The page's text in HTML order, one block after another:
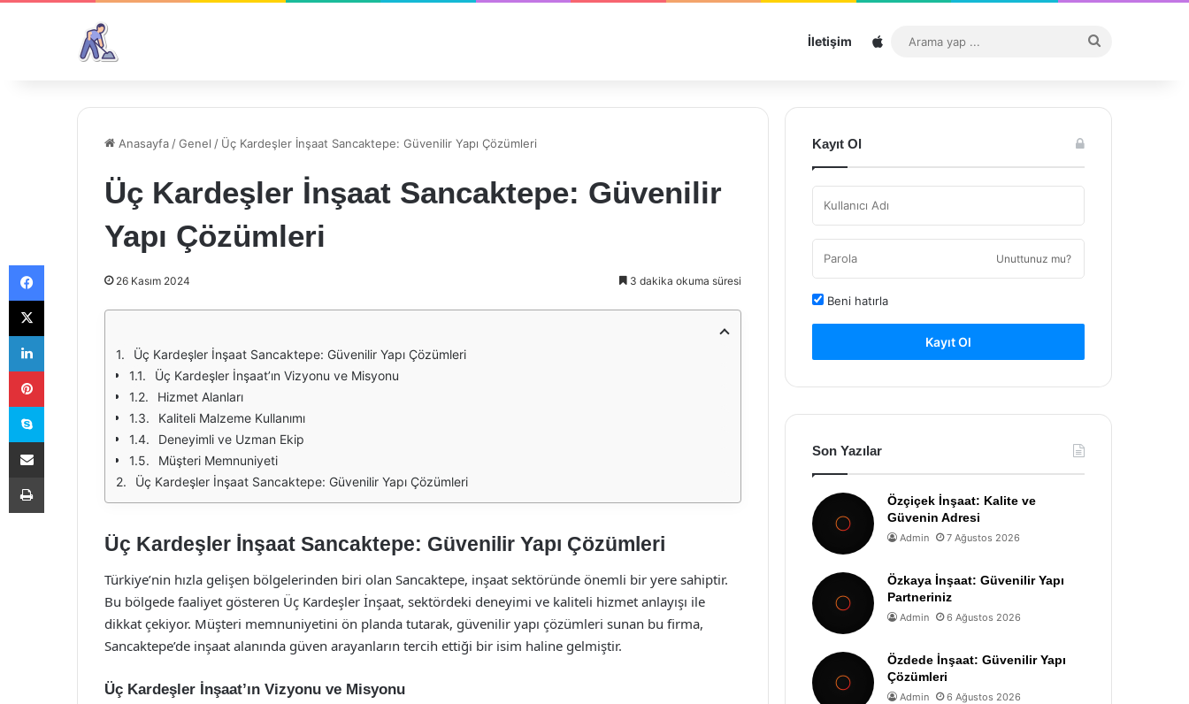
İletişim Sitemap
...
Anasayfa /Genel / Üç Kardeşler İnşaat Sancaktepe: Güvenilir Yapı Çözümleri
Üç Kardeşler İnşaat Sancaktepe: Güvenilir
Yapı Çözümleri
26 Kasım 2024 3 dakika okuma süresi
Üç Kardeşler İnşaat Sancaktepe: Güvenilir Yapı Çözümleri
Üç Kardeşler İnşaat’ın Vizyonu ve Misyonu
Hizmet Alanları
Kaliteli Malzeme Kullanımı
Deneyimli ve Uzman Ekip
Müşteri Memnuniyeti
Üç Kardeşler İnşaat Sancaktepe: Güvenilir Yapı Çözümleri
Üç Kardeşler İnşaat Sancaktepe: Güvenilir Yapı Çözümleri
Türkiye’nin hızla gelişen bölgelerinden biri olan Sancaktepe, inşaat sektöründe önemli bir yere sahiptir.
Bu bölgede faaliyet gösteren Üç Kardeşler İnşaat, sektördeki deneyimi ve kaliteli hizmet anlayışı ile
dikkat çekiyor. Müşteri memnuniyetini ön planda tutarak, güvenilir yapı çözümleri sunan bu firma,
Sancaktepe’de inşaat alanında güven arayanların tercih ettiği bir isim haline gelmiştir.
Üç Kardeşler İnşaat’ın Vizyonu ve Misyonu
Kayıt Ol
Unuttunuz mu?
Beni hatırla
Kayıt Ol
Son Yazılar
Özçiçek İnşaat: Kalite ve
Güvenin Adresi
Admin 7 Ağustos 2026
Özkaya İnşaat: Güvenilir Yapı
Partneriniz
Admin 6 Ağustos 2026
Özdede İnşaat: Güvenilir Yapı
Çözümleri
Admin 6 Ağustos 2026
Facebook
X
LinkedIn
Pinterest
Skype
E-Posta ile paylaş